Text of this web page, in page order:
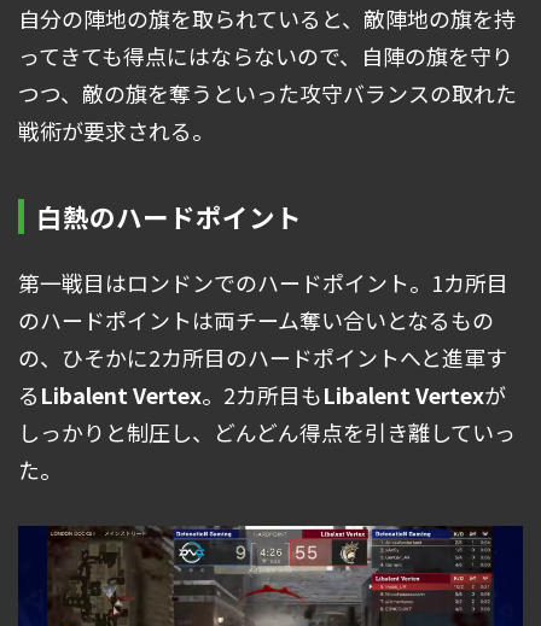
自分の陣地の旗を取られていると、敵陣地の旗を持
ってきても得点にはならないので、自陣の旗を守り
つつ、敵の旗を奪うといった攻守バランスの取れた
戦術が要求される。
白熱のハードポイント
第一戦目はロンドンでのハードポイント。1カ所目
のハードポイントは両チーム奪い合いとなるもの
の、ひそかに2カ所目のハードポイントへと進軍す
るLibalent Vertex。2カ所目もLibalent Vertexが
しっかりと制圧し、どんどん得点を引き離していっ
た。